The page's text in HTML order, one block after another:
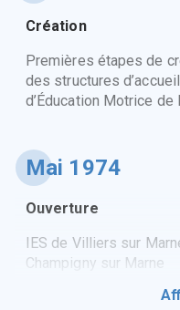
Création
Premières étapes de
des structures
d’Éducation Motrice
Mai 1974
Ouverture
IES de Villiers sur
Champigny sur Marne